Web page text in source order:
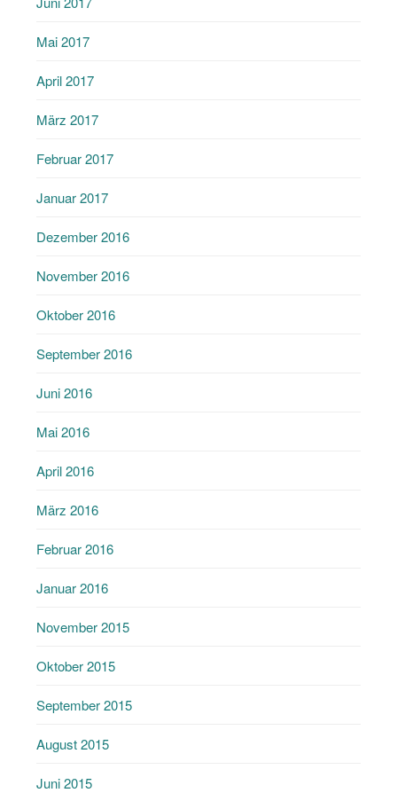
Mai 2017
April 2017
März 2017
Februar 2017
Januar 2017
Dezember 2016
November 2016
Oktober 2016
September 2016
Juni 2016
Mai 2016
April 2016
März 2016
Februar 2016
Januar 2016
November 2015
Oktober 2015
September 2015
August 2015
Juni 2015